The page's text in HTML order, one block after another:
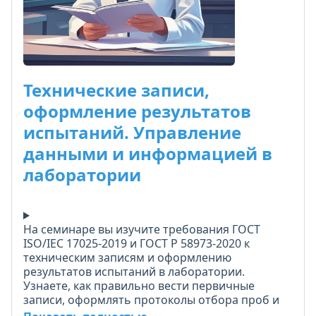
Технические записи,
оформление результатов
испытаний. Управление
данными и информацией в
лаборатории
На семинаре вы изучите требования ГОСТ
ISO/IEC 17025-2019 и ГОСТ Р 58973-2020 к
техническим записям и оформлению
результатов испытаний в лаборатории.
Узнаете, как правильно вести первичные
записи, оформлять протоколы отбора проб и